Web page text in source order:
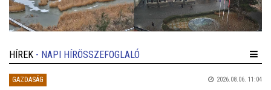
HÍREK - NAPI HÍRÖSSZEFOGLALÓ
GAZDASÁG 2026.08.06. 11:04